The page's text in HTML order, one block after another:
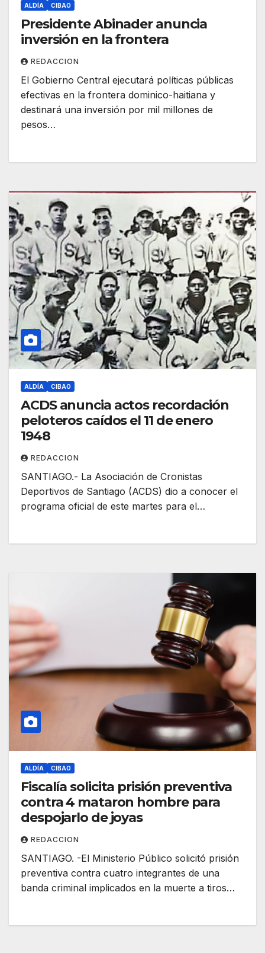
ALDÍA CIBAO
Presidente Abinader anuncia
inversión en la frontera
REDACCION
El Gobierno Central ejecutará políticas públicas
efectivas en la frontera dominico-haitiana y
destinará una inversión por mil millones de
pesos…
ALDÍA CIBAO
ACDS anuncia actos recordación
peloteros caídos el 11 de enero
1948
REDACCION
SANTIAGO.- La Asociación de Cronistas
Deportivos de Santiago (ACDS) dio a conocer el
programa oficial de este martes para el…
ALDÍA CIBAO
Fiscalía solicita prisión preventiva
contra 4 mataron hombre para
despojarlo de joyas
REDACCION
SANTIAGO. -El Ministerio Público solicitó prisión
preventiva contra cuatro integrantes de una
banda criminal implicados en la muerte a tiros…